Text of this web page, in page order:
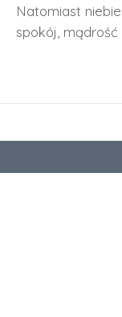
Natomiast
spokój, mądrość